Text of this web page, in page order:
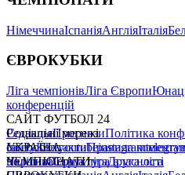
НімеччинаІспаніяАнгліяІталія
ЄВРОКУБКИ
Ліга чемпіонівЛіга Європи
конференцій
САЙТ ФУТБОЛ 24
РедакціяПрогнозиПолітика
сайтуКонтактиПравила
політикаСтруктура власності
Соціальні мережі
facebookxyoutubeinstagram
УКРАЇНА
УкраїнаПерша лігаДруга ліга
ЧЕМПІОНАТИ